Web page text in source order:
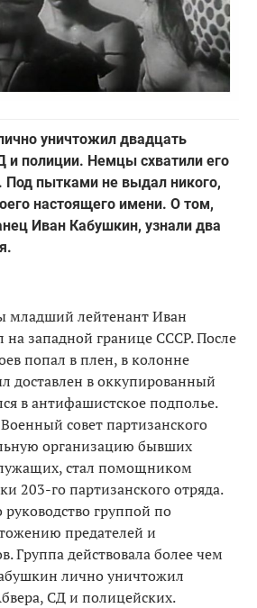
уничтожил двадцать
и полиции. Немцы схватили его
Под пытками не выдал никого,
настоящего имени. О том,
Иван Кабушкин, узнали два
младший лейтенант Иван
на западной границе СССР. После
попал в плен, в колонне
доставлен в оккупированный
в антифашистское подполье.
совет партизанского
организацию бывших
стал помощником
203-го партизанского отряда.
группой по
предателей и
Группа действовала более чем
лично уничтожил
СД и полицейских.